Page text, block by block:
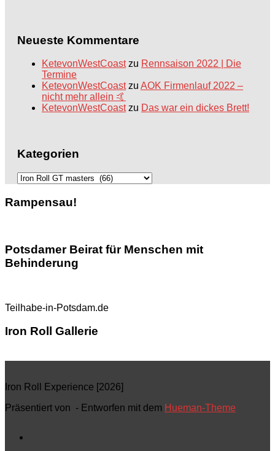
Neueste Kommentare
KetevonWestCoastzu Rennsaison 2022 | Die
Termine
KetevonWestCoastzu AOK Firmenlauf 2022 –
nicht mehr allein 🤙
KetevonWestCoastzu Das war ein dickes Brett!
Kategorien
Kategorien
Rampensau!
Potsdamer Beirat für Menschen mit
Behinderung
Teilhabe-in-Potsdam.de
Iron Roll Gallerie
Iron Roll Experience [2026]
Präsentiert von - Entworfen mit dem Hueman-Theme